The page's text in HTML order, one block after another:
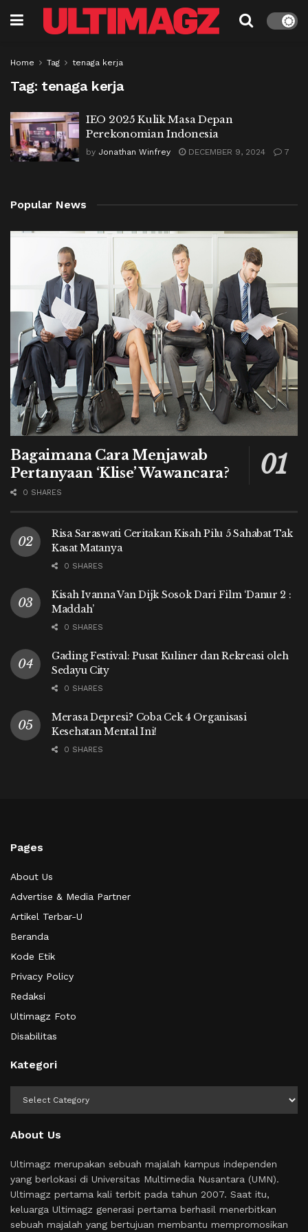
Home Tag tenaga kerja
Tag: tenaga kerja
IEO 2025 Kulik Masa Depan
Perekonomian Indonesia
by Jonathan Winfrey DECEMBER 9, 2024 7
Popular News
Bagaimana Cara Menjawab
Pertanyaan ‘Klise’ Wawancara?
0 SHARES
Risa Saraswati Ceritakan Kisah Pilu 5 Sahabat Tak
Kasat Matanya
0 SHARES
Kisah Ivanna Van Dijk Sosok Dari Film ‘Danur 2 :
Maddah’
0 SHARES
Gading Festival: Pusat Kuliner dan Rekreasi oleh
Sedayu City
0 SHARES
Merasa Depresi? Coba Cek 4 Organisasi
Kesehatan Mental Ini!
0 SHARES
Pages
About Us
Advertise & Media Partner
Artikel Terbar-U
Beranda
Kode Etik
Privacy Policy
Redaksi
Ultimagz Foto
Disabilitas
Kategori
About Us
Ultimagz merupakan sebuah majalah kampus independen
yang berlokasi di Universitas Multimedia Nusantara (UMN).
Ultimagz pertama kali terbit pada tahun 2007. Saat itu,
keluarga Ultimagz generasi pertama berhasil menerbitkan
sebuah majalah yang bertujuan membantu mempromosikan